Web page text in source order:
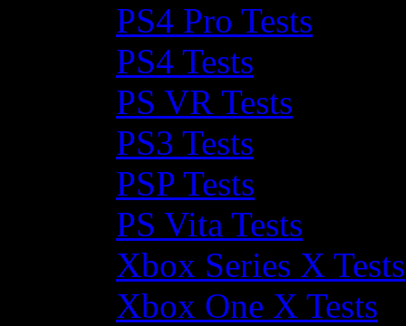
PS4 Pro Tests
PS4 Tests
PS VR Tests
PS3 Tests
PSP Tests
PS Vita Tests
Xbox Series X Tests
Xbox One X Tests